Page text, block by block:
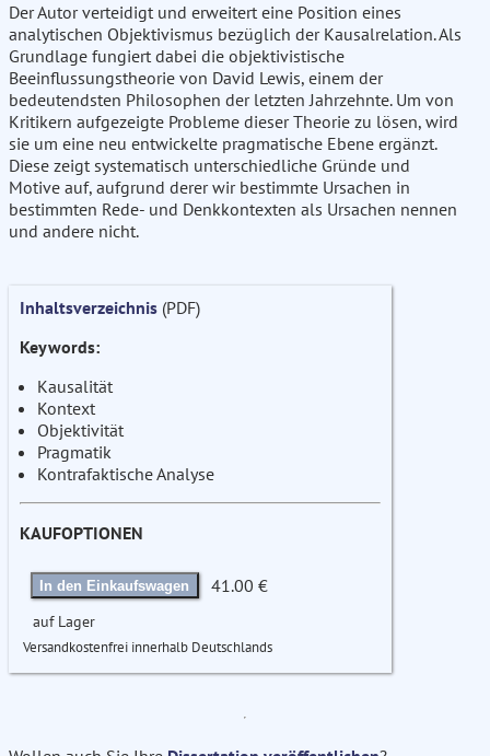
Der Autor verteidigt und erweitert eine Position eines
analytischen Objektivismus bezüglich der Kausalrelation. Als
Grundlage fungiert dabei die objektivistische
Beeinflussungstheorie von David Lewis, einem der
bedeutendsten Philosophen der letzten Jahrzehnte. Um von
Kritikern aufgezeigte Probleme dieser Theorie zu lösen, wird
sie um eine neu entwickelte pragmatische Ebene ergänzt.
Diese zeigt systematisch unterschiedliche Gründe und
Motive auf, aufgrund derer wir bestimmte Ursachen in
bestimmten Rede- und Denkkontexten als Ursachen nennen
und andere nicht.
Inhaltsverzeichnis (PDF)
Keywords:
Kausalität
Kontext
Objektivität
Pragmatik
Kontrafaktische Analyse
KAUFOPTIONEN
In den Einkaufswagen 41.00 €
auf Lager
Versandkostenfrei innerhalb Deutschlands